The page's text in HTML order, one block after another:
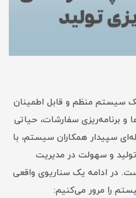
سیستم منظم و قابل اطمینان
و برنامه‌ریزی سفارشات، حیاتی
سپیدار همکاران سیستم، با
و سهولت در مدیریت
در ادامه یک سناریوی واقعی
را مرور می‌کنیم: